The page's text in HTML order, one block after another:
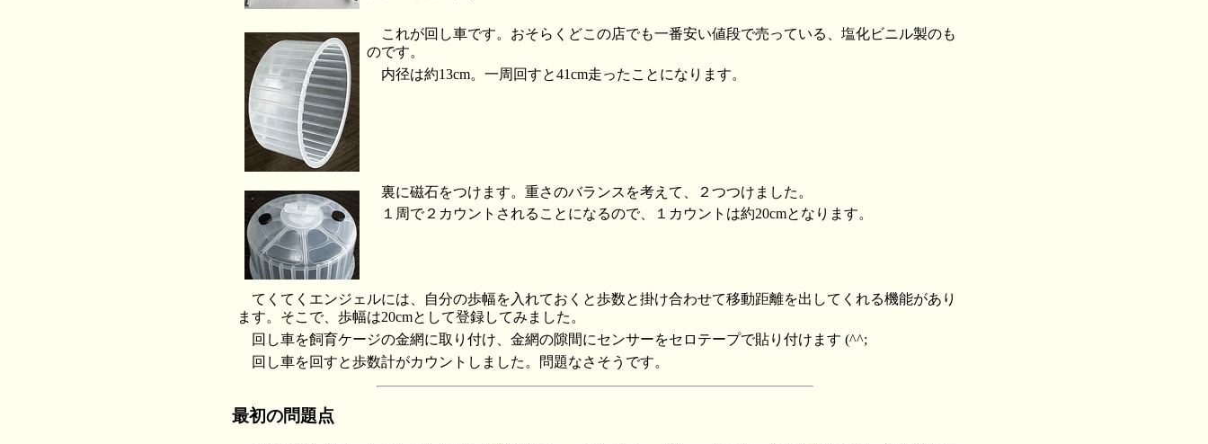
これが回し車です。おそらくどこの店でも一番安い値段で売っている、塩化ビニル製のも
のです。
内径は約13cm。一周回すと41cm走ったことになります。
裏に磁石をつけます。重さのバランスを考えて、２つつけました。
１周で２カウントされることになるので、１カウントは約20cmとなります。
てくてくエンジェルには、自分の歩幅を入れておくと歩数と掛け合わせて移動距離を出してくれる機能があり
ます。そこで、歩幅は20cmとして登録してみました。
回し車を飼育ケージの金網に取り付け、金網の隙間にセンサーをセロテープで貼り付けます (^^;
回し車を回すと歩数計がカウントしました。問題なさそうです。
最初の問題点